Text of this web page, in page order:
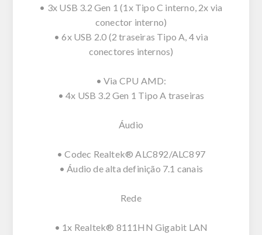
• 3x USB 3.2 Gen 1 (1x Tipo C interno, 2x via
conector interno)
• 6x USB 2.0 (2 traseiras Tipo A, 4 via
conectores internos)
• Via CPU AMD:
• 4x USB 3.2 Gen 1 Tipo A traseiras
Áudio
• Codec Realtek® ALC892/ALC897
• Áudio de alta definição 7.1 canais
Rede
• 1x Realtek® 8111HN Gigabit LAN